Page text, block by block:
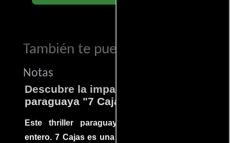
También te puede interesar...
Notas
Descubre la impactante película
paraguaya "7 Cajas"
Este thriller paraguayo cautivó al mundo
entero. 7 Cajas es una explosión de acción y